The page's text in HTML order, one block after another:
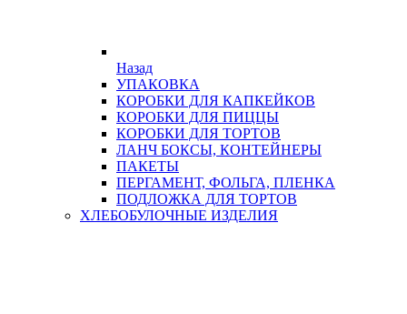
Назад
УПАКОВКА
КОРОБКИ ДЛЯ КАПКЕЙКОВ
КОРОБКИ ДЛЯ ПИЦЦЫ
КОРОБКИ ДЛЯ ТОРТОВ
ЛАНЧ БОКСЫ, КОНТЕЙНЕРЫ
ПАКЕТЫ
ПЕРГАМЕНТ, ФОЛЬГА, ПЛЕНКА
ПОДЛОЖКА ДЛЯ ТОРТОВ
ХЛЕБОБУЛОЧНЫЕ ИЗДЕЛИЯ